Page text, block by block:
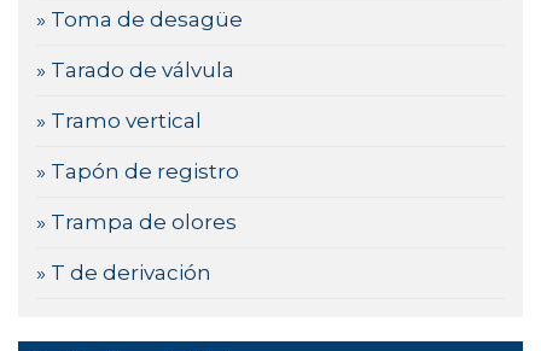
» Toma de desagüe
» Tarado de válvula
» Tramo vertical
» Tapón de registro
» Trampa de olores
» T de derivación